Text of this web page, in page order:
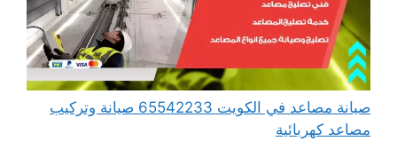
صيانة مصاعد في الكويت 65542233 صيانة وتركيب
مصاعد كهربائية